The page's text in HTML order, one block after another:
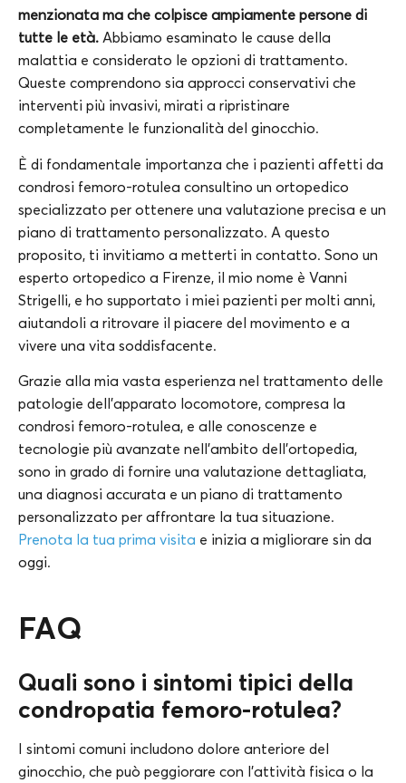
menzionata ma che colpisce ampiamente persone di
tutte le età. Abbiamo esaminato le cause della
malattia e considerato le opzioni di trattamento.
Queste comprendono sia approcci conservativi che
interventi più invasivi, mirati a ripristinare
completamente le funzionalità del ginocchio.
È di fondamentale importanza che i pazienti affetti da
condrosi femoro-rotulea consultino un ortopedico
specializzato per ottenere una valutazione precisa e un
piano di trattamento personalizzato. A questo
proposito, ti invitiamo a metterti in contatto. Sono un
esperto ortopedico a Firenze, il mio nome è Vanni
Strigelli, e ho supportato i miei pazienti per molti anni,
aiutandoli a ritrovare il piacere del movimento e a
vivere una vita soddisfacente.
Grazie alla mia vasta esperienza nel trattamento delle
patologie dell’apparato locomotore, compresa la
condrosi femoro-rotulea, e alle conoscenze e
tecnologie più avanzate nell’ambito dell’ortopedia,
sono in grado di fornire una valutazione dettagliata,
una diagnosi accurata e un piano di trattamento
personalizzato per affrontare la tua situazione.
Prenota la tua prima visita e inizia a migliorare sin da
oggi.
FAQ
Quali sono i sintomi tipici della
condropatia femoro-rotulea?
I sintomi comuni includono dolore anteriore del
ginocchio, che può peggiorare con l’attività fisica o la